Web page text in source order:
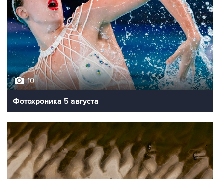
10
Фотохроника 5 августа